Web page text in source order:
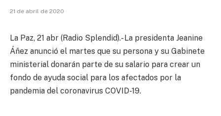
21 de abril de 2020
La Paz, 21 abr (Radio Splendid).- La presidenta Jeanine
Áñez anunció el martes que su persona y su Gabinete
ministerial donarán parte de su salario para crear un
fondo de ayuda social para los afectados por la
pandemia del coronavirus COVID-19.